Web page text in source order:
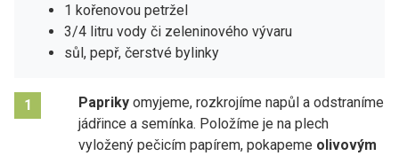
1 kořenovou petržel
3/4 litru vody či zeleninového vývaru
sůl, pepř, čerstvé bylinky
1 Papriky omyjeme, rozkrojíme napůl a odstraníme
jádřince a semínka. Položíme je na plech
vyložený pečicím papírem, pokapeme olivovým